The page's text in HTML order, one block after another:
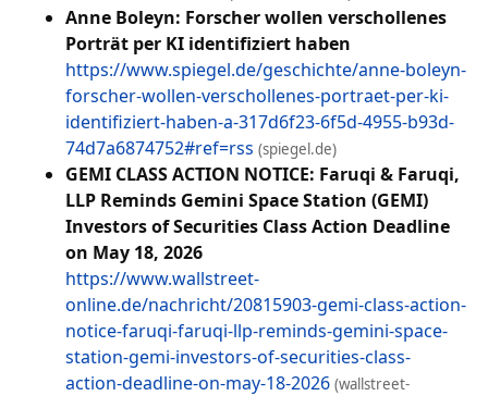
Anne Boleyn: Forscher wollen verschollenes
Porträt per KI identifiziert haben
https://www.spiegel.de/geschichte/anne-boleyn-
forscher-wollen-verschollenes-portraet-per-ki-
identifiziert-haben-a-317d6f23-6f5d-4955-b93d-
74d7a6874752#ref=rss (spiegel.de)
GEMI CLASS ACTION NOTICE: Faruqi & Faruqi,
LLP Reminds Gemini Space Station (GEMI)
Investors of Securities Class Action Deadline
on May 18, 2026
https://www.wallstreet-
online.de/nachricht/20815903-gemi-class-action-
notice-faruqi-faruqi-llp-reminds-gemini-space-
station-gemi-investors-of-securities-class-
action-deadline-on-may-18-2026 (wallstreet-